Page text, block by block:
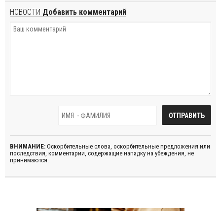
НОВОСТИ Добавить комментарий
ВНИМАНИЕ: Оскорбительные слова, оскорбительные предложения или
последствия, комментарии, содержащие нападку на убеждения, не
принимаются.